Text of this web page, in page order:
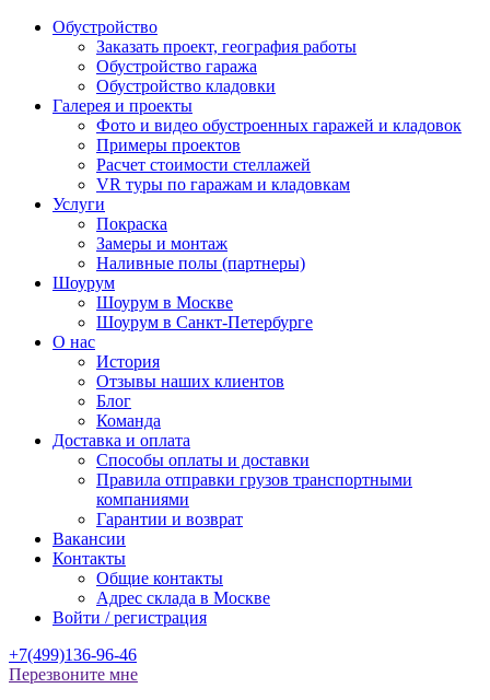
Обустройство
Заказать проект, география работы
Обустройство гаража
Обустройство кладовки
Галерея и проекты
Фото и видео обустроенных гаражей и кладовок
Примеры проектов
Расчет стоимости стеллажей
VR туры по гаражам и кладовкам
Услуги
Покраска
Замеры и монтаж
Наливные полы (партнеры)
Шоурум
Шоурум в Москве
Шоурум в Санкт-Петербурге
О нас
История
Отзывы наших клиентов
Блог
Команда
Доставка и оплата
Способы оплаты и доставки
Правила отправки грузов транспортными
компаниями
Гарантии и возврат
Вакансии
Контакты
Общие контакты
Адрес склада в Москве
Войти / регистрация
+7(499)136-96-46
Перезвоните мне